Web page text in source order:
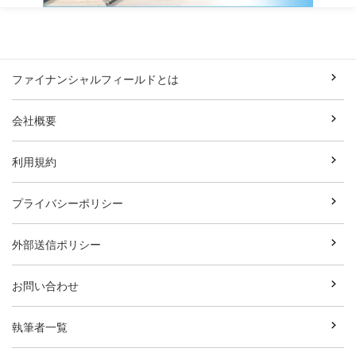
ファイナンシャルフィールドとは
会社概要
利用規約
プライバシーポリシー
外部送信ポリシー
お問い合わせ
執筆者一覧